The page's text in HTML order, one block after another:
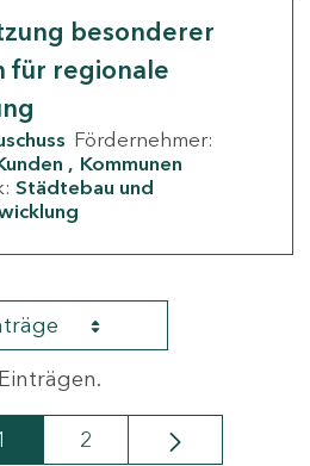
besonderer
für regionale
Fördernehmer:
Kommunen
Städtebau und
Seite Seite
2